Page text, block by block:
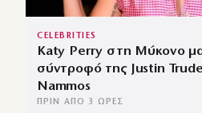
CELEBRITIES
Katy Perry στη Μύκονο
σύντροφό της Justin
Nammos
ΠΡΙΝ ΑΠΌ 3 ΏΡΕΣ